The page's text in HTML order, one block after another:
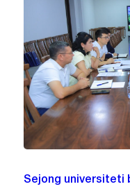
Sejong universiteti